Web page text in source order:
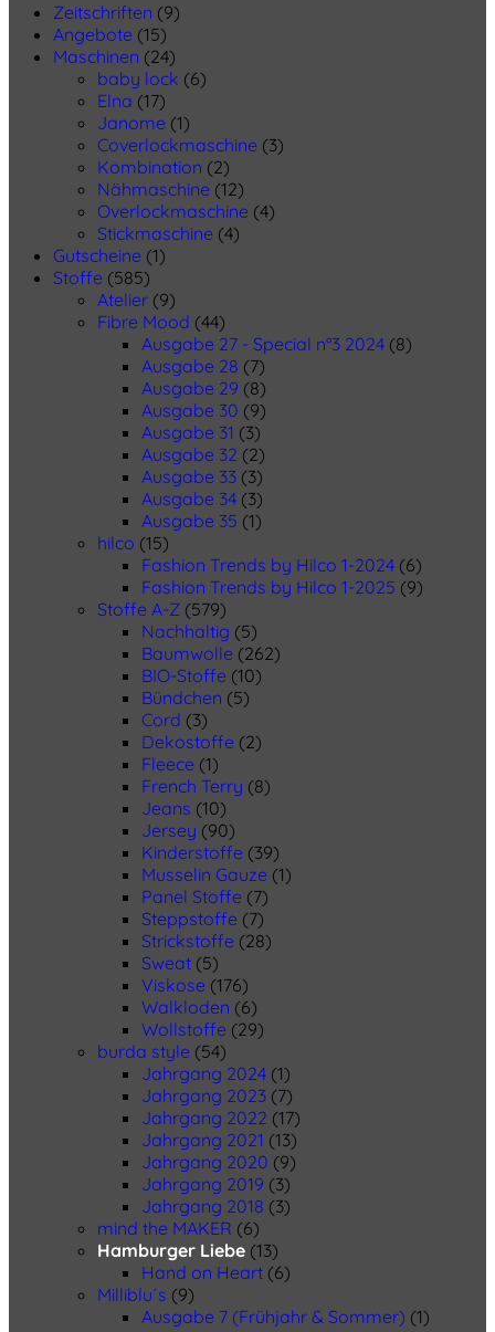
Zeitschriften (9)
Angebote (15)
Maschinen (24)
baby lock (6)
Elna (17)
Janome (1)
Coverlockmaschine (3)
Kombination (2)
Nähmaschine (12)
Overlockmaschine (4)
Stickmaschine (4)
Gutscheine (1)
Stoffe (585)
Atelier (9)
Fibre Mood (44)
Ausgabe 27 - Special n°3 2024 (8)
Ausgabe 28 (7)
Ausgabe 29 (8)
Ausgabe 30 (9)
Ausgabe 31 (3)
Ausgabe 32 (2)
Ausgabe 33 (3)
Ausgabe 34 (3)
Ausgabe 35 (1)
hilco (15)
Fashion Trends by Hilco 1-2024 (6)
Fashion Trends by Hilco 1-2025 (9)
Stoffe A-Z (579)
Nachhaltig (5)
Baumwolle (262)
BIO-Stoffe (10)
Bündchen (5)
Cord (3)
Dekostoffe (2)
Fleece (1)
French Terry (8)
Jeans (10)
Jersey (90)
Kinderstoffe (39)
Musselin Gauze (1)
Panel Stoffe (7)
Steppstoffe (7)
Strickstoffe (28)
Sweat (5)
Viskose (176)
Walkloden (6)
Wollstoffe (29)
burda style (54)
Jahrgang 2024 (1)
Jahrgang 2023 (7)
Jahrgang 2022 (17)
Jahrgang 2021 (13)
Jahrgang 2020 (9)
Jahrgang 2019 (3)
Jahrgang 2018 (3)
mind the MAKER (6)
Hamburger Liebe (13)
Hand on Heart (6)
Milliblu´s (9)
Ausgabe 7 (Frühjahr & Sommer) (1)